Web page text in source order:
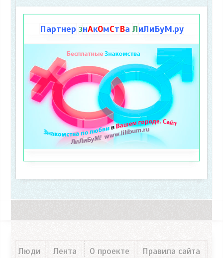
Партнер ЗнАкОмСтВа ЛиЛиБуМ.ру
Люди Лента О проекте Правила сайта